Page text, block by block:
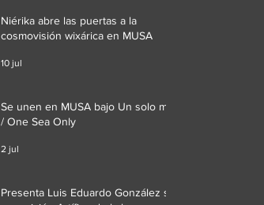
Niérika abre las puertas a la
cosmovisión wixárica en MUSA
10 jul
Se unen en MUSA bajo Un solo mar
/ One Sea Only
2 jul
Presenta Luis Eduardo González su